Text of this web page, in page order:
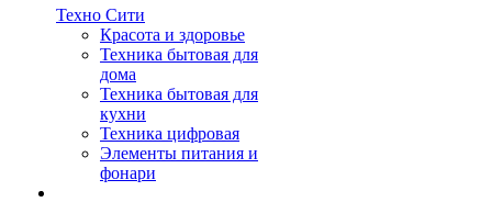
Техно Сити
Красота и здоровье
Техника бытовая для
дома
Техника бытовая для
кухни
Техника цифровая
Элементы питания и
фонари